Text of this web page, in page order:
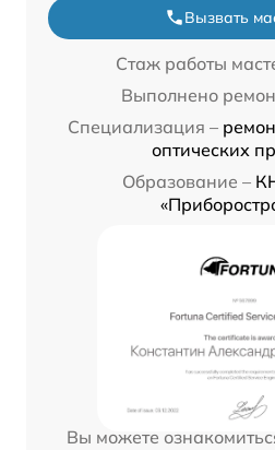
Вызвать
Стаж работы
Выполнено
Специализация –
оптических
Образование –
Вы можете